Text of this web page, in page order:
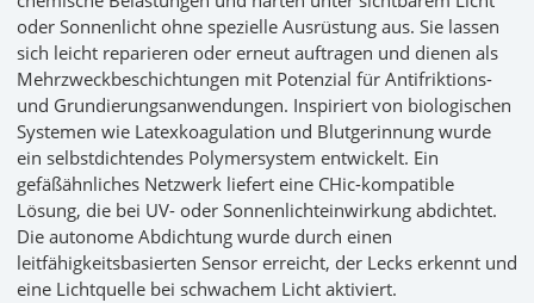
oder Sonnenlicht ohne spezielle Ausrüstung aus. Sie lassen
sich leicht reparieren oder erneut auftragen und dienen als
Mehrzweckbeschichtungen mit Potenzial für Antifriktions-
und Grundierungsanwendungen. Inspiriert von biologischen
Systemen wie Latexkoagulation und Blutgerinnung wurde
ein selbstdichtendes Polymersystem entwickelt. Ein
gefäßähnliches Netzwerk liefert eine CHic-kompatible
Lösung, die bei UV- oder Sonnenlichteinwirkung abdichtet.
Die autonome Abdichtung wurde durch einen
leitfähigkeitsbasierten Sensor erreicht, der Lecks erkennt und
eine Lichtquelle bei schwachem Licht aktiviert.